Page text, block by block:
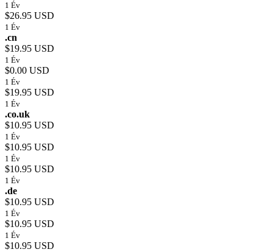
1 Év
$26.95 USD
1 Év
.cn
$19.95 USD
1 Év
$0.00 USD
1 Év
$19.95 USD
1 Év
.co.uk
$10.95 USD
1 Év
$10.95 USD
1 Év
$10.95 USD
1 Év
.de
$10.95 USD
1 Év
$10.95 USD
1 Év
$10.95 USD